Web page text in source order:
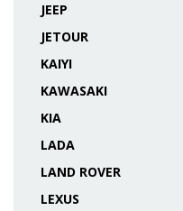
JEEP
JETOUR
KAIYI
KAWASAKI
KIA
LADA
LAND ROVER
LEXUS